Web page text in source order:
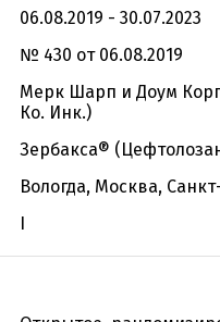
06.08.2019 - 30.07.2023
№ 430 от 06.08.2019
Мерк Шарп и Доум
Ко. Инк.)
Зербакса®
Вологда, Москва,
I